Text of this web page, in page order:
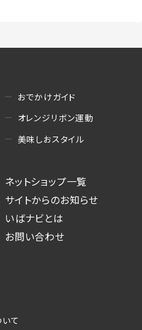
ート等、当サービスが実
選、当選者への連絡及
向や属性情報等の分析
せ・応募等への対応
広告に応募した際の
への来店予約を登録
情報は、ご本人の意
ぞれ必要となる項目
、各々のサービスを
おでかけガイド
オレンジリボン運動
美味しおスタイル
ネットショップ一覧
サイトからのお知らせ
いばナビとは
お問い合わせ
て